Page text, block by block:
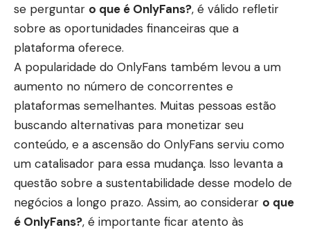
se perguntar o que é OnlyFans?, é válido refletir
sobre as oportunidades financeiras que a
plataforma oferece.
A popularidade do OnlyFans também levou a um
aumento no número de concorrentes e
plataformas semelhantes. Muitas pessoas estão
buscando alternativas para monetizar seu
conteúdo, e a ascensão do OnlyFans serviu como
um catalisador para essa mudança. Isso levanta a
questão sobre a sustentabilidade desse modelo de
negócios a longo prazo. Assim, ao considerar o que
é OnlyFans?, é importante ficar atento às